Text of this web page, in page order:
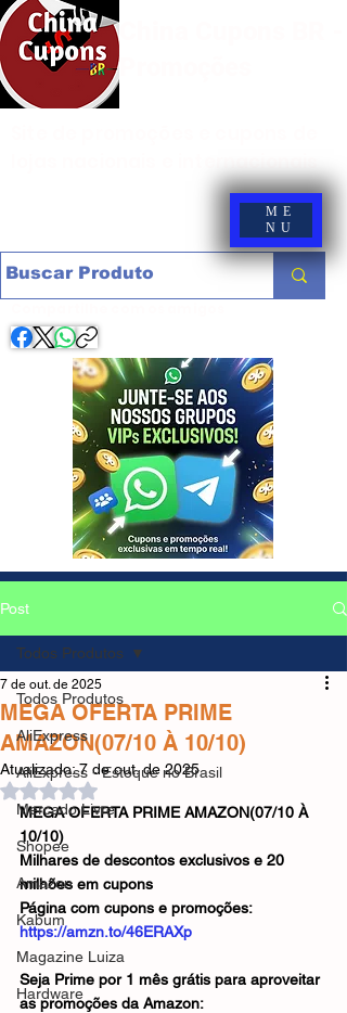
ME
NU
Post
Todos Produtos
AliExpress
AliExpress - Estoque no Brasil
Mercado Livre
Shopee
Amazon
Kabum
Magazine Luiza
Hardware
Todos Produtos
MEGA OFERTA PRIME
AMAZON(07/10 À 10/10)
7 de out. de 2025
Atualizado:7 de out. de 2025
Avaliado com NaN de 5 estrelas.
MEGA OFERTA PRIME AMAZON(07/10 À
10/10)
Milhares de descontos exclusivos e 20
milhões em cupons
Página com cupons e promoções:
https://amzn.to/46ERAXp
Seja Prime por 1 mês grátis para aproveitar
as promoções da Amazon: